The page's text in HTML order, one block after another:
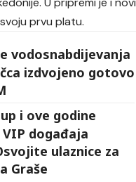
prvu platu.
vodosnabdijevanja
izdvojeno gotovo
i ove godine
događaja
ulaznice za
Graše